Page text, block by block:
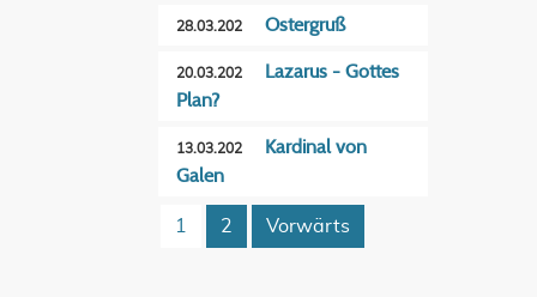
28.03.202 Ostergruß
20.03.202
Lazarus - Gottes
Plan?
13.03.202
Kardinal von
Galen
1 2 Vorwärts